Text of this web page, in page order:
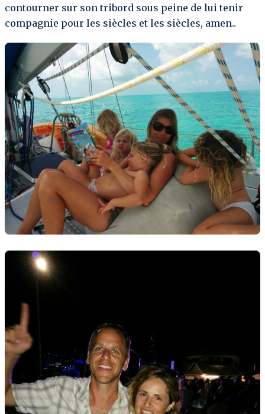
contourner sur son tribord sous peine de lui tenir
compagnie pour les siècles et les siècles, amen..